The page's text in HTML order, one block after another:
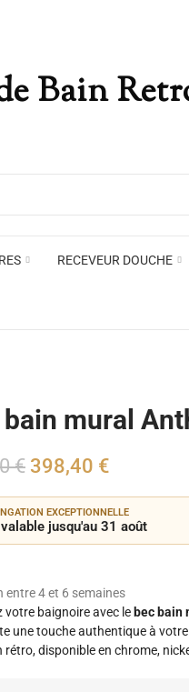
Bain
RECEVEUR DOUCHE
bain mural
€ 398,40 €
EXCEPTIONNELLE
jusqu'au 31 août
entre 4 et 6 semaines
votre baignoire avec le bec bain
une touche authentique à
rétro, disponible en chrome,